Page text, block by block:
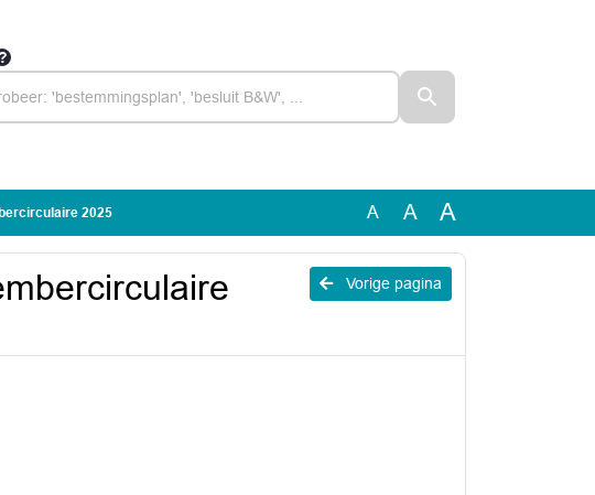
2025 A A A
Vorige pagina